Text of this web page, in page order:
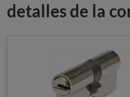
detalles de la